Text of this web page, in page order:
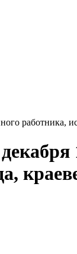
работника,